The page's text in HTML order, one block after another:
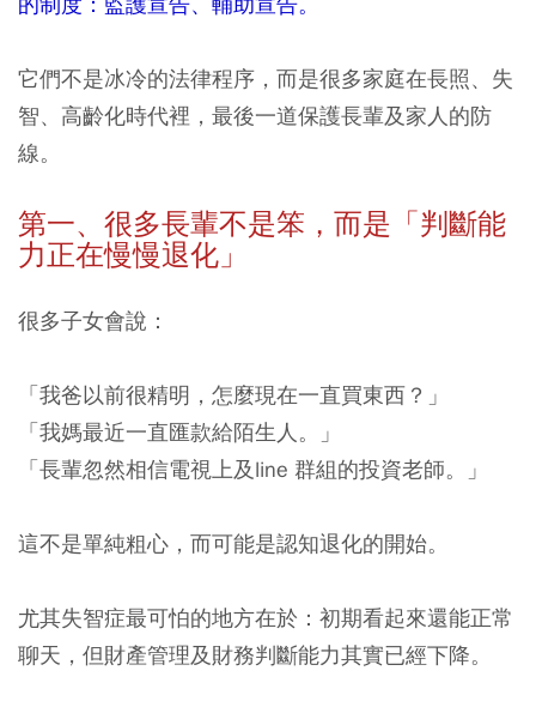
它們不是冰冷的法律程序，而是很多家庭在長照、失
智、高齡化時代裡，最後一道保護長輩及家人的防
線。
第一、很多長輩不是笨，而是「判斷能
力正在慢慢退化」
很多子女會說：
「我爸以前很精明，怎麼現在一直買東西？」
「我媽最近一直匯款給陌生人。」
「長輩忽然相信電視上及line 群組的投資老師。」
這不是單純粗心，而可能是認知退化的開始。
尤其失智症最可怕的地方在於：初期看起來還能正常
聊天，但財產管理及財務判斷能力其實已經下降。